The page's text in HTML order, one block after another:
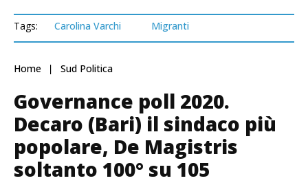
Tags: Carolina Varchi Migranti
Home Sud Politica
Governance poll 2020.
Decaro (Bari) il sindaco più
popolare, De Magistris
soltanto 100° su 105